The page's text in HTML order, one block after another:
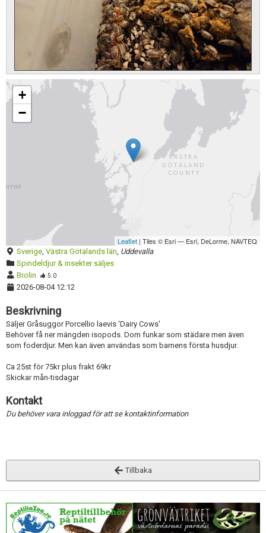
+
−
Leaflet | Tiles © Esri — Esri, DeLorme, NAVTEQ
Sverige, Västra Götalands län, Uddevalla
Spindeldjur & insekter säljes
Brolin
5.0
2026-08-04 12:12
Beskrivning
Säljer Gråsuggor Porcellio laevis 'Dairy Cows'
Behöver få ner mängden isopods. Dom funkar som städare men även
som foderdjur. Men kan även användas som barnens första husdjur.
Ca 25st för 75kr plus frakt 69kr
Skickar mån-tisdagar
Kontakt
Du behöver vara inloggad för att se kontaktinformation
Tillbaka
Förnya annons
Kan förnyas om
Aktivera annons
Inaktivera annons
Radera annons
Redigera annons